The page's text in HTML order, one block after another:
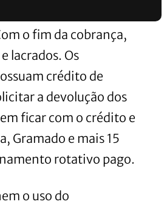
da Rek
o fim da cobrança,
lacrados. Os
crédito de
a devolução dos
ficar com o crédito e
Gramado e mais 15
rotativo pago.
o uso do